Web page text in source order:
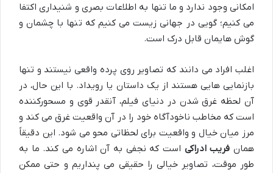
امکانی وجود ندارد و ما تنها به اطلاعات بصری و شنیداری اکتفا
می کنیم؛ گویی در جهانی زیست می کنیم که تنها با چشمان و
گوش هایمان قابل درک است.
اغلب افراد می دانند که تصاویر روی پرده واقعی نیستند و تنها
بازنمایی هایی هستند از یک داستان یا رویداد. با این حال، در
آن لحظه غرق شدن در دنیای فیلم، آنقدر قوی و مسحورکننده
است که مخاطب ناخودآگاه خود را در آن واقعیت غرق می کند و
مرز میان خیال و واقعیت برای لحظاتی محو می شود. این دقیقاً
همان فریب ادراکی است که نجفی به آن اشاره می کند. ما به
طور موقت، تصاویر خیالی را حقیقی می پنداریم و حتی ممکن